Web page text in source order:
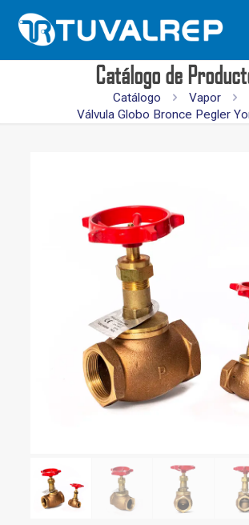
Catálogo de
Catálogo
Vapor
Válvula Globo Bronce Pegler